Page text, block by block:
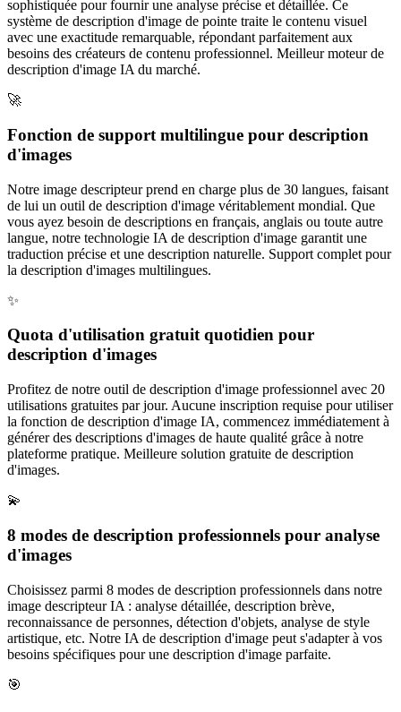
sophistiquée pour fournir une analyse précise et détaillée. Ce
système de description d'image de pointe traite le contenu visuel
avec une exactitude remarquable, répondant parfaitement aux
besoins des créateurs de contenu professionnel. Meilleur moteur de
description d'image IA du marché.
🚀
Fonction de support multilingue pour description
d'images
Notre image descripteur prend en charge plus de 30 langues, faisant
de lui un outil de description d'image véritablement mondial. Que
vous ayez besoin de descriptions en français, anglais ou toute autre
langue, notre technologie IA de description d'image garantit une
traduction précise et une description naturelle. Support complet pour
la description d'images multilingues.
✨
Quota d'utilisation gratuit quotidien pour
description d'images
Profitez de notre outil de description d'image professionnel avec 20
utilisations gratuites par jour. Aucune inscription requise pour utiliser
la fonction de description d'image IA, commencez immédiatement à
générer des descriptions d'images de haute qualité grâce à notre
plateforme pratique. Meilleure solution gratuite de description
d'images.
💫
8 modes de description professionnels pour analyse
d'images
Choisissez parmi 8 modes de description professionnels dans notre
image descripteur IA : analyse détaillée, description brève,
reconnaissance de personnes, détection d'objets, analyse de style
artistique, etc. Notre IA de description d'image peut s'adapter à vos
besoins spécifiques pour une description d'image parfaite.
🎯